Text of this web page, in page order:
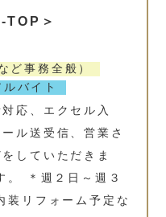
＞
ど事務全般）
バイト
応、エクセル入
ル送受信、営業さ
していただきま
。 ＊週２日～週３
装リフォーム予定な